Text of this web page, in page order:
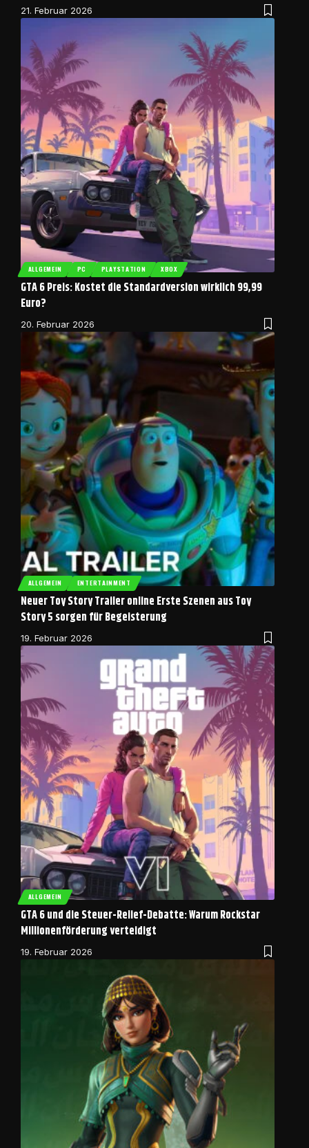
21. Februar 2026
ALLGEMEIN PC PLAYSTATION XBOX
GTA 6 Preis: Kostet die Standardversion wirklich 99,99
Euro?
20. Februar 2026
ALLGEMEIN ENTERTAINMENT
Neuer Toy Story Trailer online Erste Szenen aus Toy
Story 5 sorgen für Begeisterung
19. Februar 2026
ALLGEMEIN
GTA 6 und die Steuer-Relief-Debatte: Warum Rockstar
Millionenförderung verteidigt
19. Februar 2026